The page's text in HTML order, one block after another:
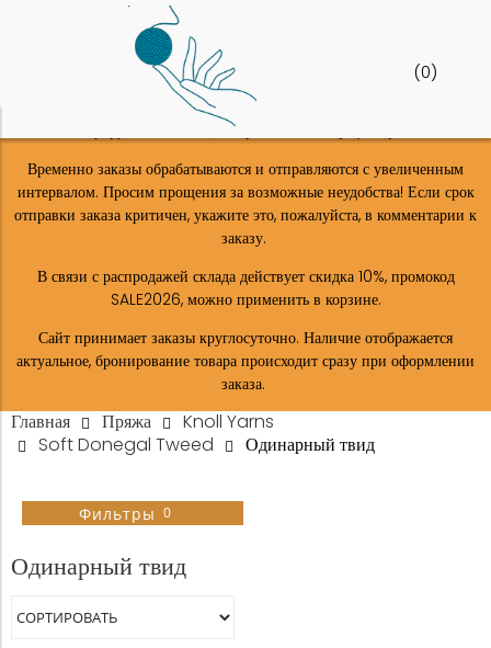
(0)
Шоу-рум в Москве (м. Верхние-лихоборы) закрыт!
Временно заказы обрабатываются и отправляются с увеличенным
интервалом. Просим прощения за возможные неудобства! Если срок
отправки заказа критичен, укажите это, пожалуйста, в комментарии к
заказу.
В связи с распродажей склада действует скидка 10%, промокод
SALE2026, можно применить в корзине.
Сайт принимает заказы круглосуточно. Наличие отображается
актуальное, бронирование товара происходит сразу при оформлении
заказа.
Главная Пряжа
Knoll Yarns
Soft Donegal Tweed
Одинарный твид
Фильтры 0
Одинарный твид